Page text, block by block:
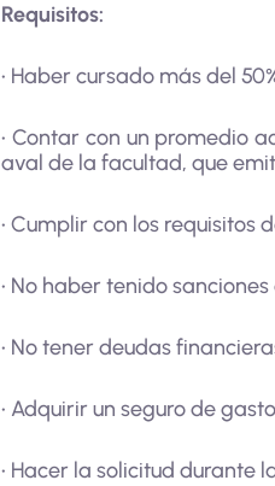
Requisitos:
• Haber cursado más del
• Contar con un promedio
aval de la facultad, que
• Cumplir con los requisitos
• No haber tenido
• No tener deudas
• Adquirir un seguro de
• Hacer la solicitud durante